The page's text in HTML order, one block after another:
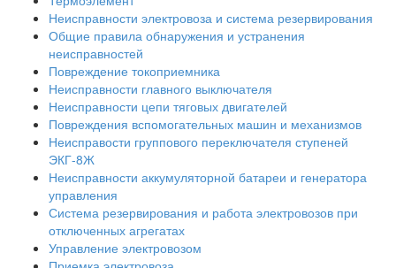
Неисправности электровоза и система резервирования
Общие правила обнаружения и устранения
неисправностей
Повреждение токоприемника
Неисправности главного выключателя
Неисправности цепи тяговых двигателей
Повреждения вспомогательных машин и механизмов
Неисправости группового переключателя ступеней
ЭКГ-8Ж
Неисправности аккумуляторной батареи и генератора
управления
Система резервирования и работа электровозов при
отключенных агрегатах
Управление электровозом